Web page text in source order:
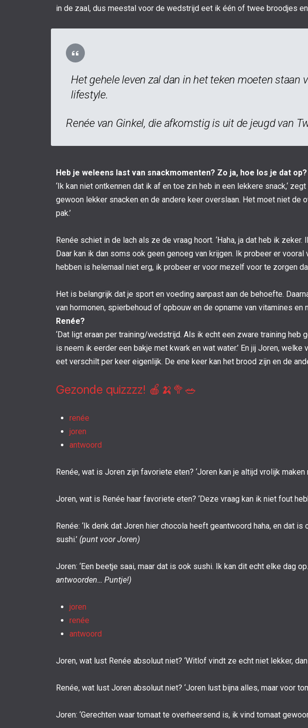
in de zaal, dus meestal voor de wedstrijd eet ik één of twee broodjes
Het gehele leven zal dan in het teken moeten staan
lifestyle.
Renée van Ginkel, die afkomstig is uit de jeugd van
Heb je weleens last van snackmomenten? Zo ja, hoe los je dat op?
‘Ik kan niet ontkennen dat ik af en toe zin heb in een lekkere snack,‘
gewoon lekker snacken en de andere keer overslaan. Het moet niet de
pak.’
Renée schiet in de lach als ze de vraag hoort. ‘Haha, ja dat heb ik
Daar kan ik dan soms ook geen genoeg van krijgen. Ik probeer er
hebben is helemaal niet erg, ik probeer er voor mezelf voor te zorgen
Het is belangrijk dat je sport en voeding aanpast aan de behoefte.
van hormonen, spierbehoud of opbouw en de opname van vitamines en
Renée?
‘Dat ligt eraan per training/wedstrijd. Als ik echt een zware training
is neem ik eerder een bakje met kwark en wat water.’ En jij Joren,
eet verschilt per keer eigenlijk. De ene keer kan het brood zijn en de
Gezonde quizzzz! 🍎🍌🥦🥗
renée
joren
antwoord
Renée, wat is Joren zijn favoriete eten? ‘Joren kan je altijd vrolijk
Joren, wat is Renée haar favoriete eten? ‘Deze vraag kan ik niet fout
Renée: ‘Ik denk dat Joren hier chocola heeft geantwoord haha, en dat
sushi.’ (punt voor Joren)
Joren: ‘Een beetje saai, maar dat is ook sushi. Ik kan dit echt elke dag
antwoorden… Puntje!)
joren
renée
antwoord
Joren, wat lust Renée absoluut niet? ‘Witlof vindt ze echt niet lekker,
Renée, wat lust Joren absoluut niet? ‘Joren lust bijna alles, maar voor
Joren: ‘Gerechten waar tomaat te overheersend is, ik vind tomaat